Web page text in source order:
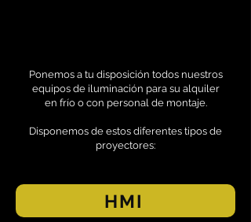
Ponemos a tu disposición todos nuestros
equipos de iluminación para su alquiler
en frío o con personal de montaje.
Disponemos de estos diferentes tipos de
proyectores:
HMI